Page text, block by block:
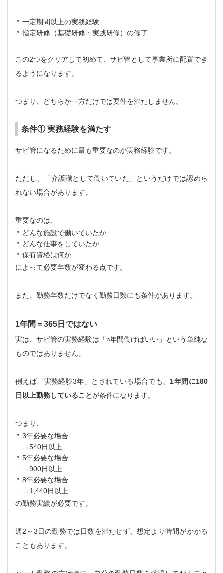
一定期間以上の実務経験
指定研修（基礎研修・実践研修）の修了
この2つをクリアして初めて、サビ管として事業所に配置でき
るようになります。
つまり、どちらか一方だけでは要件を満たしません。
条件① 実務経験を満たす
サビ管になるために最も重要なのが実務経験です。
ただし、「介護職として働いていた」というだけでは認めら
れない場合があります。
重要なのは、
どんな施設で働いていたか
どんな仕事をしていたか
保有資格は何か
によって必要年数が変わる点です。
また、勤務年数だけでなく勤務日数にも条件があります。
1年間＝365日ではない
実は、サビ管の実務経験は「○年間働けばいい」という単純な
ものではありません。
例えば「実務経験3年」とされている場合でも、1年間に180
日以上勤務していることが条件になります。
つまり、
3年必要な場合
→540日以上
5年必要な場合
→900日以上
8年必要な場合
→1,440日以上
の勤務実績が必要です。
週2～3日の勤務では日数を満たせず、想定より時間がかかる
こともあります。